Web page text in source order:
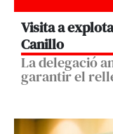
Visita a
Canillo
La delegació
garantir el